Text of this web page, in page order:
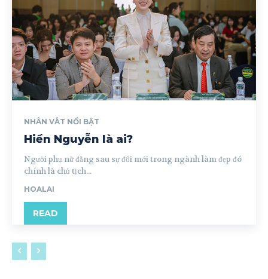
NHÂN VÂT NỔI BẬT
Hiền Nguyễn là ai?
Người phụ nữ đằng sau sự đổi mới trong ngành làm đẹp đó
chính là chủ tịch...
HOALAI
READ